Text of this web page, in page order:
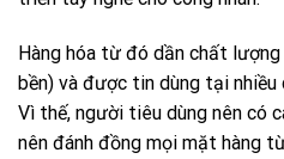
Hàng hóa từ đó dần chất
bền) và được tin dùng tại
Vì thế, người tiêu dùng nên có
nên đánh đồng mọi mặt hàng